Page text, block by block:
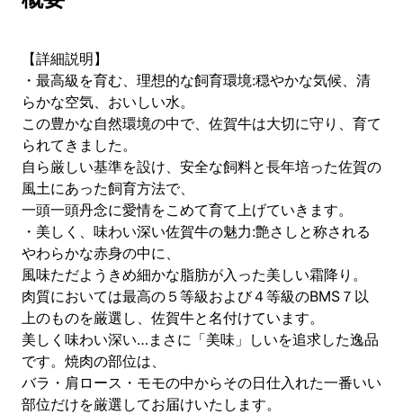
【詳細説明】
・最高級を育む、理想的な飼育環境:穏やかな気候、清
らかな空気、おいしい水。
この豊かな自然環境の中で、佐賀牛は大切に守り、育て
られてきました。
自ら厳しい基準を設け、安全な飼料と長年培った佐賀の
風土にあった飼育方法で、
一頭一頭丹念に愛情をこめて育て上げていきます。
・美しく、味わい深い佐賀牛の魅力:艶さしと称される
やわらかな赤身の中に、
風味ただようきめ細かな脂肪が入った美しい霜降り。
肉質においては最高の５等級および４等級のBMS７以
上のものを厳選し、佐賀牛と名付けています。
美しく味わい深い…まさに「美味」しいを追求した逸品
です。焼肉の部位は、
バラ・肩ロース・モモの中からその日仕入れた一番いい
部位だけを厳選してお届けいたします。